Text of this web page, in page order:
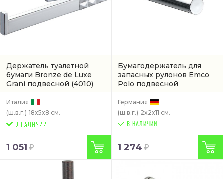
Держатель туалетной
бумаги Bronze de Luxe
Grani подвесной (4010)
Италия
(ш.в.г.) 18x5x8 см.
1 051
Бумагодержатель для
запасных рулонов Emco
Polo подвесной
Германия
(ш.в.г.) 2x2x11 см.
В НАЛИЧИИ
1 274